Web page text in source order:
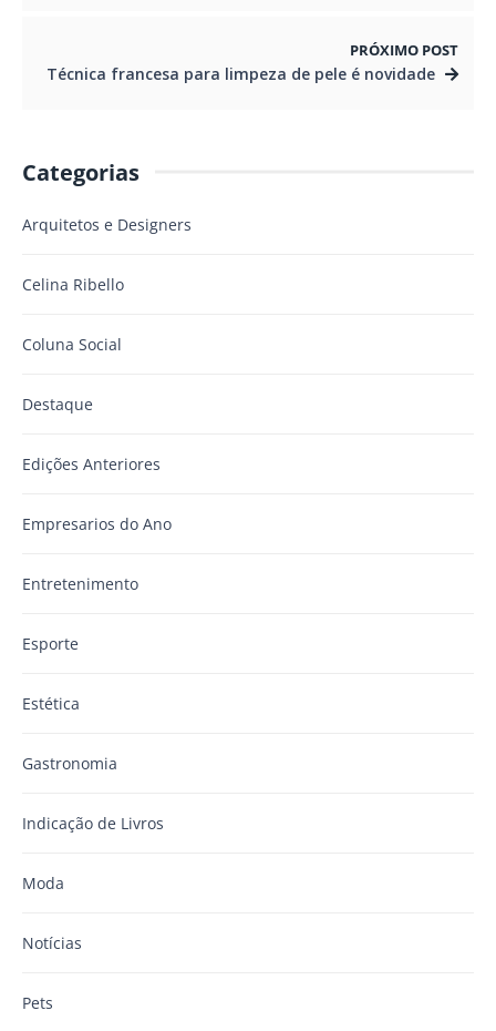
PRÓXIMO POST
Técnica francesa para limpeza de pele é novidade
Categorias
Arquitetos e Designers
Celina Ribello
Coluna Social
Destaque
Edições Anteriores
Empresarios do Ano
Entretenimento
Esporte
Estética
Gastronomia
Indicação de Livros
Moda
Notícias
Pets